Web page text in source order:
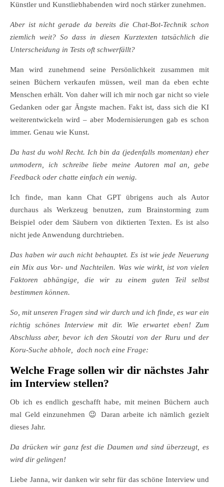
Künstler und Kunstliebhabenden wird noch stärker zunehmen.
Aber ist nicht gerade da bereits die Chat-Bot-Technik schon
ziemlich weit? So dass in diesen Kurztexten tatsächlich die
Unterscheidung in Tests oft schwerfällt?
Man wird zunehmend seine Persönlichkeit zusammen mit
seinen Büchern verkaufen müssen, weil man da eben echte
Menschen erhält. Von daher will ich mir noch gar nicht so viele
Gedanken oder gar Ängste machen. Fakt ist, dass sich die KI
weiterentwickeln wird – aber Modernisierungen gab es schon
immer. Genau wie Kunst.
Da hast du wohl Recht. Ich bin da (jedenfalls momentan) eher
unmodern, ich schreibe liebe meine Autoren mal an, gebe
Feedback oder chatte einfach ein wenig.
Ich finde, man kann Chat GPT übrigens auch als Autor
durchaus als Werkzeug benutzen, zum Brainstorming zum
Beispiel oder dem Säubern von diktierten Texten. Es ist also
nicht jede Anwendung durchtrieben.
Das haben wir auch nicht behauptet. Es ist wie jede Neuerung
ein Mix aus Vor- und Nachteilen. Was wie wirkt, ist von vielen
Faktoren abhängige, die wir zu einem guten Teil selbst
bestimmen können.
So, mit unseren Fragen sind wir durch und ich finde, es war ein
richtig schönes Interview mit dir. Wie erwartet eben! Zum
Abschluss aber, bevor ich den Skoutzi von der Ruru und der
Koru-Suche abhole, doch noch eine Frage:
Welche Frage sollen wir dir nächstes Jahr
im Interview stellen?
Ob ich es endlich geschafft habe, mit meinen Büchern auch
mal Geld einzunehmen 😉
Daran arbeite ich nämlich gezielt
dieses Jahr.
Da drücken wir ganz fest die Daumen und sind überzeugt, es
wird dir gelingen!
Liebe Janna, wir danken wir sehr für das schöne Interview und